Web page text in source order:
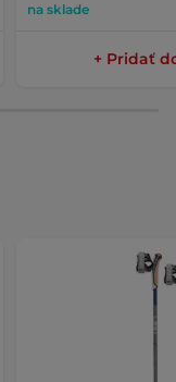
na sklade
+ Pridať